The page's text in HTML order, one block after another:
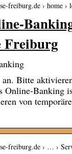
freiburg.de › home
Freiburg
Bitte
Online-Banking
von
freiburg.de › … ›